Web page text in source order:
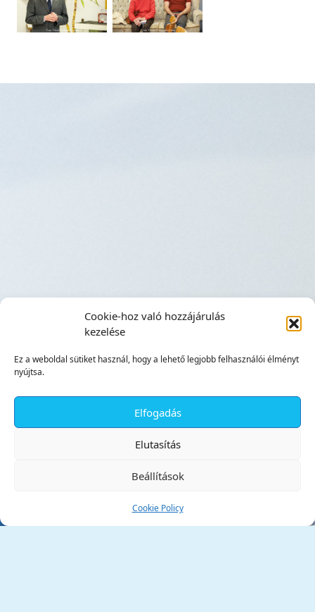
Cookie-hoz való hozzájárulás
kezelése
Ez a weboldal sütiket használ, hogy a lehető legjobb felhasználói élményt
nyújtsa.
Elfogadás
Elutasítás
Beállítások
Cookie Policy
Tata Város Önkormányzata
✕